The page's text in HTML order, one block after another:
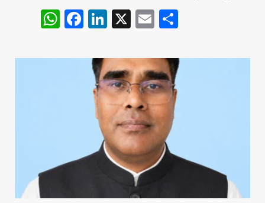
W
at
F
c
e
b
o
k
Li
k
e
dI
n
X E
ai
l
ar
e